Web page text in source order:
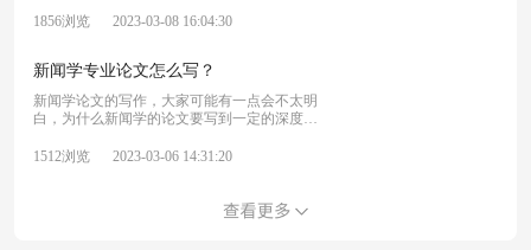
立大学新闻学专业论文怎么找选题方向？接下
1856浏览 2023-03-08 16:04:30
新闻学专业论文怎么写？
新闻学论文的写作，大家可能有一点会不太明
白，为什么新闻学的论文要写到一定的深度？
度和深度了。新闻学是一门实践性很强的学
1512浏览 2023-03-06 14:31:20